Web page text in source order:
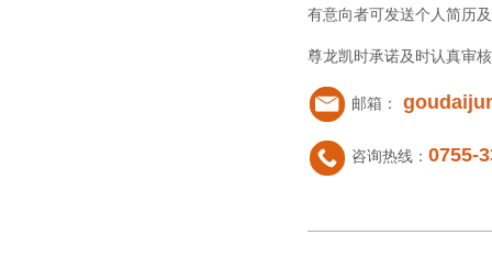
有意向者可发送个人简历
尊龙凯时承诺及时认真审
邮箱：
咨询热线： 0755-